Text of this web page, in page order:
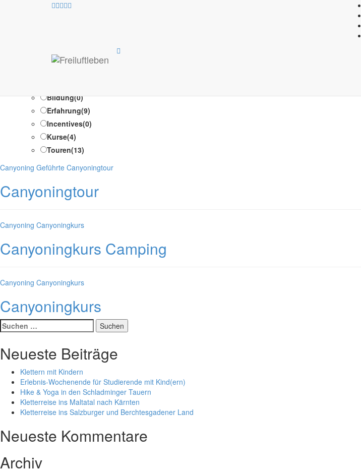
Optionale Ausrüstung:
Test Suche /Test Suche
Bildung(0)
Erfahrung(9)
Incentives(0)
Kurse(4)
Touren(13)
Kategorien
Canyoning Geführte Canyoningtour
Canyoningtour
Kategorien
Canyoning Canyoningkurs
Canyoningkurs Camping
Kategorien
Canyoning Canyoningkurs
Canyoningkurs
Suche
nach:
Neueste Beiträge
Klettern mit Kindern
Erlebnis-Wochenende für Studierende mit Kind(ern)
Hike & Yoga in den Schladminger Tauern
Kletterreise ins Maltatal nach Kärnten
Kletterreise ins Salzburger und Berchtesgadener Land
Neueste Kommentare
Archiv